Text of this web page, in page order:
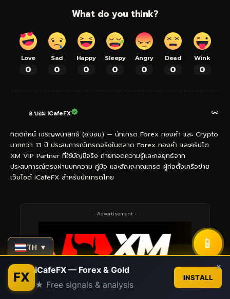
What do you think?
Love
0
Sad
0
Happy
0
Sleepy
0
Angry
0
Dead
0
Wink
0
อ.บอม iCafeFX
กิตติทัศน์ เจริญพนาสิทธิ์ (อ.บอม) — นักเทรด Forex ทองคำ และ Crypto
มากกว่า 13 ปี ประสบการณ์เทรดจริงในตลาด Forex ทองคำ และคริปโต
XM VIP Partner ที่ใช้บัญชีจริง ถ่ายทอดความรู้และกลยุทธ์จาก
ประสบการณ์ตรงผ่านบทความ คู่มือ และสัญญาณเทรด ผู้ก่อตั้งเครือข่าย
เว็บไซต์ iCafeFX สำหรับนักเทรดไทย
- Advertisement -
TH ▼ 📱
FX iCafeFX — Forex & Gold
★ Free signals & analysis
INSTALL
×
Contact us
Open